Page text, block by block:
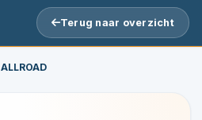
Terug naar overzicht